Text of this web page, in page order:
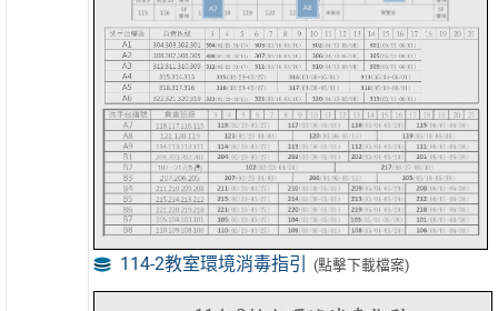
114-2教室環境消毒指引 (點擊下載檔案)